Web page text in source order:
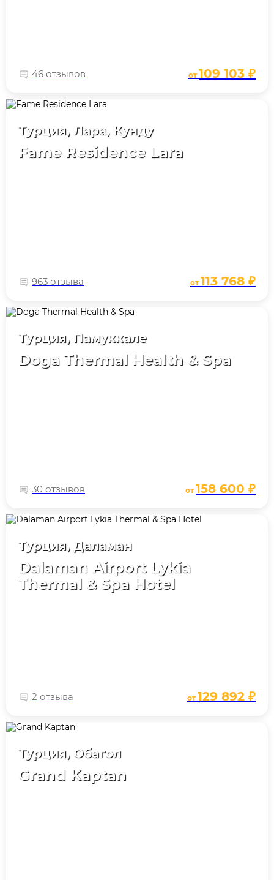
46 отзывов от109 103 ₽
Турция, Лара, Кунду
Fame Residence Lara
963 отзыва от113 768 ₽
Турция, Памуккале
Doga Thermal Health & Spa
30 отзывов от158 600 ₽
Турция, Даламан
Dalaman Airport Lykia
Thermal & Spa Hotel
2 отзыва от129 892 ₽
Турция, Обагол
Grand Kaptan